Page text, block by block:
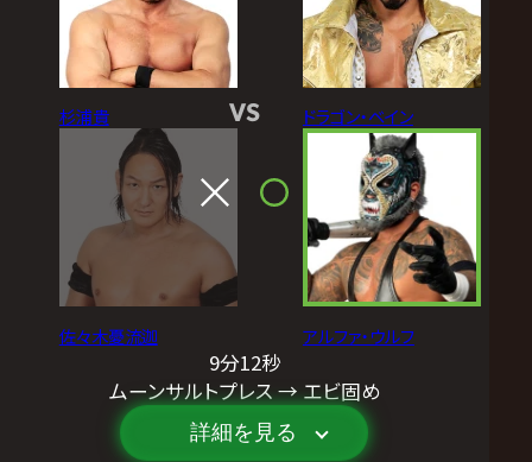
杉浦貴
佐々木憂流迦
VS ドラゴン・ベイン
アルファ・ウルフ
9分12秒
ムーンサルトプレス → エビ固め
詳細を見る